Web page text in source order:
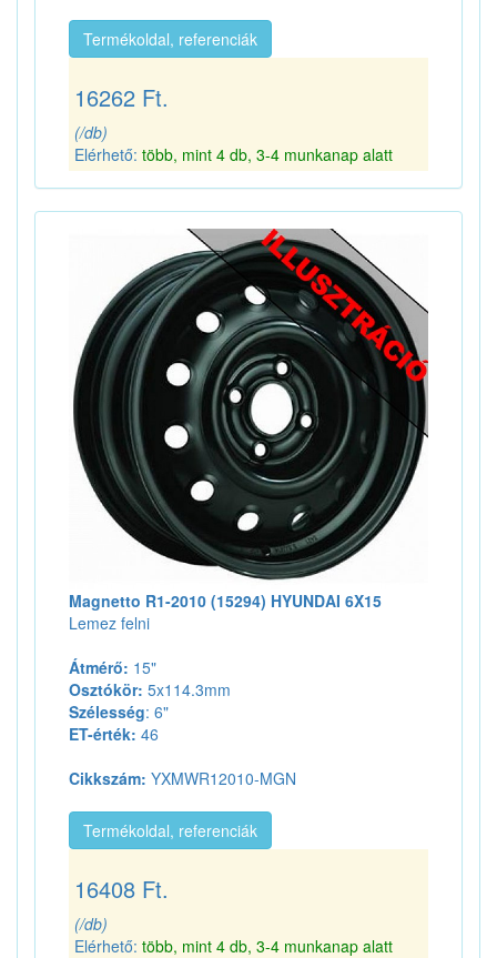
Termékoldal, referenciák
16262 Ft.
(/db)
Elérhető: több, mint 4 db, 3-4 munkanap alatt
Magnetto R1-2010 (15294) HYUNDAI 6X15
Lemez felni
Átmérő: 15"
Osztókör: 5x114.3mm
Szélesség: 6"
ET-érték: 46
Cikkszám: YXMWR12010-MGN
Termékoldal, referenciák
16408 Ft.
(/db)
Elérhető: több, mint 4 db, 3-4 munkanap alatt